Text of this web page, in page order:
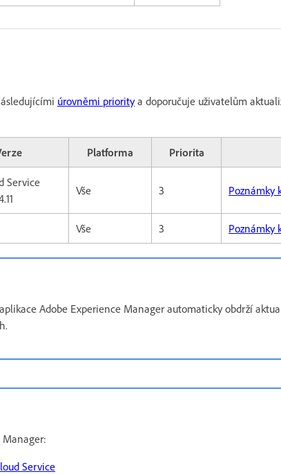
úrovněmi prioritya doporučuje uživatelům
Platforma Priorita
Service
Vše 3 Poznámky
Vše 3 Poznámky
Adobe Experience Manager automaticky obdrží
Manager:
Service